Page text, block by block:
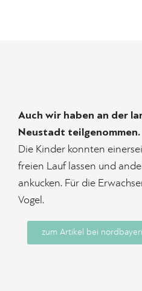
Auch wir haben an der
Neustadt teilgenommen.
Die Kinder konnten
freien Lauf lassen und
ankucken. Für die
Vogel.
zum Artikel bei